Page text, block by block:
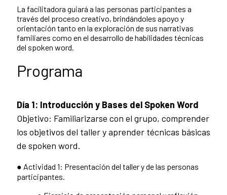
La facilitadora guiará a las personas participantes a
través del proceso creativo, brindándoles apoyo y
orientación tanto en la exploración de sus narrativas
familiares como en el desarrollo de habilidades técnicas
del spoken word.
Programa
Día 1: Introducción y Bases del Spoken Word
Objetivo: Familiarizarse con el grupo, comprender
los objetivos del taller y aprender técnicas básicas
de spoken word.
● Actividad 1: Presentación del taller y de las personas
participantes.